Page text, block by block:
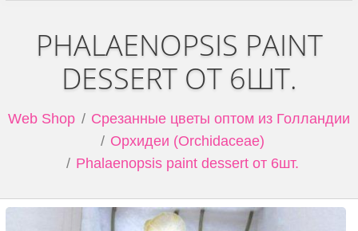
PHALAENOPSIS PAINT
DESSERT ОТ 6ШТ.
Web Shop
Срезанные цветы оптом из Голландии
Орхидеи (Orchidaceae)
Phalaenopsis paint dessert от 6шт.